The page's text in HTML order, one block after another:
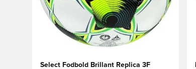
Select Fodbold Brillant Replica 3F